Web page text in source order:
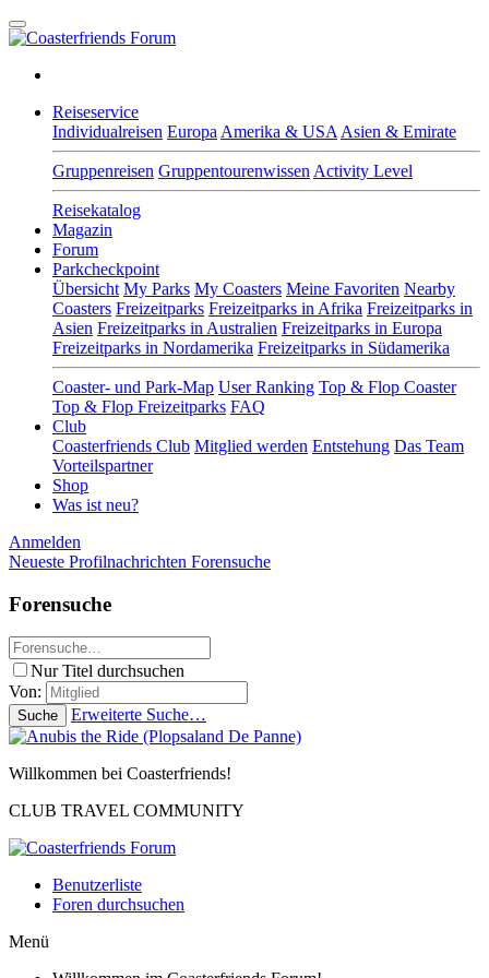
Reiseservice
Individualreisen Europa Amerika & USA Asien & Emirate
Gruppenreisen Gruppentourenwissen Activity Level
Reisekatalog
Magazin
Forum
Parkcheckpoint
Übersicht My Parks My Coasters Meine Favoriten Nearby
Coasters Freizeitparks Freizeitparks in Afrika Freizeitparks in
Asien Freizeitparks in Australien Freizeitparks in Europa
Freizeitparks in Nordamerika Freizeitparks in Südamerika
Coaster- und Park-Map User Ranking Top & Flop Coaster
Top & Flop Freizeitparks FAQ
Club
Coasterfriends Club Mitglied werden Entstehung Das Team
Vorteilspartner
Shop
Was ist neu?
Anmelden
Neueste Profilnachrichten Forensuche
Forensuche
Nur Titel durchsuchen
Von:
Suche Erweiterte Suche…
Willkommen bei Coasterfriends!
CLUB TRAVEL COMMUNITY
Benutzerliste
Foren durchsuchen
Menü